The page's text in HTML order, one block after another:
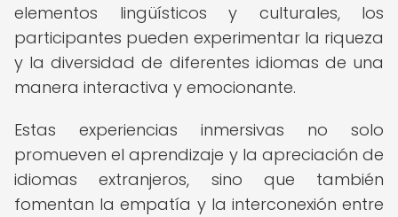
elementos lingüísticos y culturales, los
participantes pueden experimentar la riqueza
y la diversidad de diferentes idiomas de una
manera interactiva y emocionante.
Estas experiencias inmersivas no solo
promueven el aprendizaje y la apreciación de
idiomas extranjeros, sino que también
fomentan la empatía y la interconexión entre